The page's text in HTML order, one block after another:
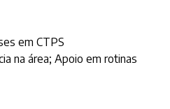
em CTPS
na área; Apoio em rotinas